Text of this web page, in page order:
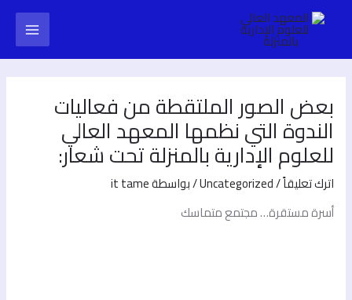
Main
Menu
بعض الصور الملتقطة من فعاليات
الندوة التي نظمها المعهد العالي
للعلوم الإدارية بالمنزلة تحت شعار:
اترك تعليقاً/
Uncategorized/ بواسطةit tame
أسرة مستقرة… مجتمع متماسك
Post
navigation